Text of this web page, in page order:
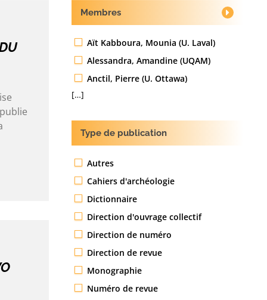
Membres
Aït Kabboura, Mounia (U. Laval)
Alessandra, Amandine (UQAM)
Anctil, Pierre (U. Ottawa)
[…]
Type de publication
Autres
Cahiers d'archéologie
Dictionnaire
Direction d'ouvrage collectif
Direction de numéro
Direction de revue
Monographie
Numéro de revue